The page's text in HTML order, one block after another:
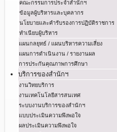
คณะกรรมการประจำสำนักฯ
ข้อมูลผู้บริหารและบุคลากร
นโยบายและคำรับรองการปฏิบัติราชการ
ทำเนียบผู้บริหาร
แผนกลยุทธ์ / แผนบริหารความเสี่ยง
แผนการดำเนินงาน / รายงานผล
การประกันคุณภาพการศึกษา
บริการของสำนักฯ
งานวิทยบริการ
งานเทคโนโลยีสารสนเทศ
ระบบงานบริการของสำนักฯ
แบบประเมินความพึงพอใจ
ผลประเมินความพึงพอใจ